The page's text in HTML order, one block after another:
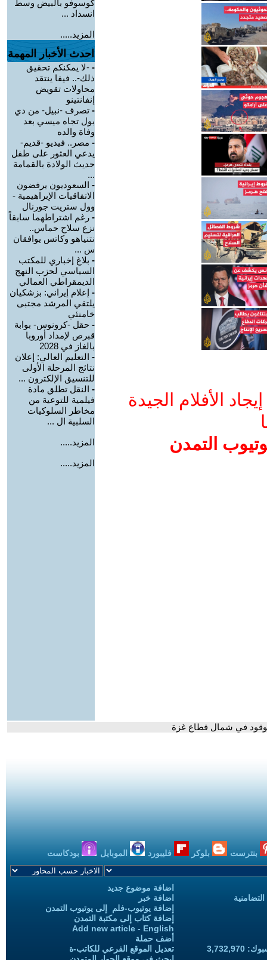
الأفلام الجيدة
التمدن
كوسوفو بالبيض وسط
انسداد ...
المزيد.....
احدث الأخبار المهمة
- -لا يمكنكم تحقيق
ذلك-.. فيفا ينتقد
محاولات تقويض
إنفانتينو
- تصرف -نبيل- من دي
بول تجاه ميسي بعد
وفاة والده
- مصر.. فيديو -قديم-
يدعي العثور على طفل
حديث الولادة بالقمامة
...
- السعوديون يرفضون
الاتفاقيات الإبراهيمية -
وول ستريت جورنال
- رغم اشتراطهما سابقاً
نزع سلاح حماس..
نتنياهو وكاتس يوافقان
س ...
- بلاغ إخباري للمكتب
السياسي لحزب النهج
الديمقراطي العمالي
- إعلام إيراني: بزشكيان
يلتقي المرشد مجتبى
خامنئي
- حقل -كرونوس- بوابة
قبرص لإمداد أوروبا
بالغاز في 2028
- التعليم العالي: إعلان
نتائج المرحلة الأولى
للتنسيق الإلكترون ...
- النقل تطلق مادة
فيلمية للتوعية من
مخاطر السلوكيات
السلبية ال ...
المزيد.....
المزيد.....
في شمال قطاع غزة
بنترست بلوكر فليبورد الموبايل بودكاست
اضافة موضوع جديد
اضافة خبر
إضافة يوتيوب-فلم إلى يوتيوب التمدن
إضافة كتاب إلى مكتبة التمدن
Add new article - English
أضف حملة
تعديل الموقع الفرعي للكاتب-ة